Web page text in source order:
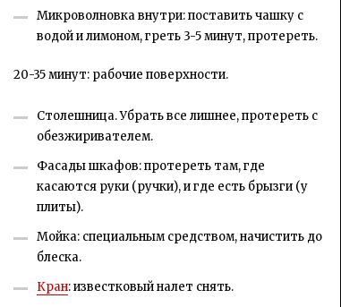
Микроволновка внутри: поставить чашку с
водой и лимоном, греть 3-5 минут, протереть.
20-35 минут: рабочие поверхности.
Столешница. Убрать все лишнее, протереть с
обезжиривателем.
Фасады шкафов: протереть там, где
касаются руки (ручки), и где есть брызги (у
плиты).
Мойка: специальным средством, начистить до
блеска.
Кран: известковый налет снять.